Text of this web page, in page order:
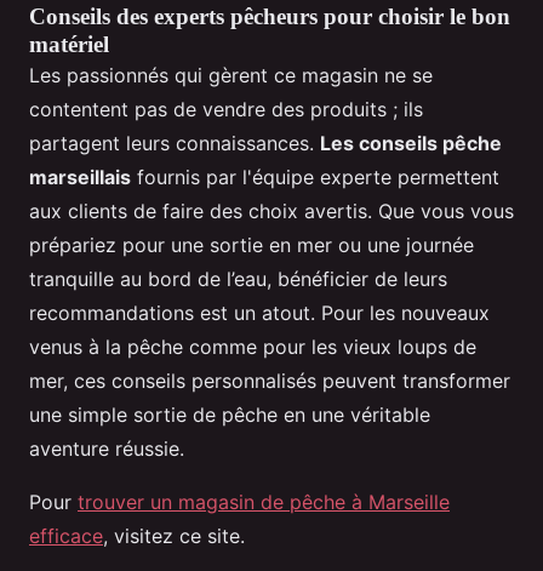
Conseils des experts pêcheurs pour choisir le bon
matériel
Les passionnés qui gèrent ce magasin ne se
contentent pas de vendre des produits ; ils
partagent leurs connaissances. Les conseils pêche
marseillais fournis par l'équipe experte permettent
aux clients de faire des choix avertis. Que vous vous
prépariez pour une sortie en mer ou une journée
tranquille au bord de l’eau, bénéficier de leurs
recommandations est un atout. Pour les nouveaux
venus à la pêche comme pour les vieux loups de
mer, ces conseils personnalisés peuvent transformer
une simple sortie de pêche en une véritable
aventure réussie.
Pour trouver un magasin de pêche à Marseille
efficace, visitez ce site.